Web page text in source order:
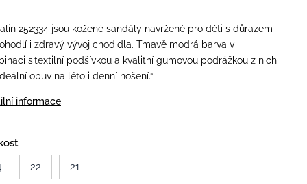
252334 jsou kožené sandály navržené pro děti s důrazem
i zdravý vývoj chodidla. Tmavě modrá barva v
s textilní podšívkou a kvalitní gumovou podrážkou z nich
obuv na léto i denní nošení.“
informace
22 21